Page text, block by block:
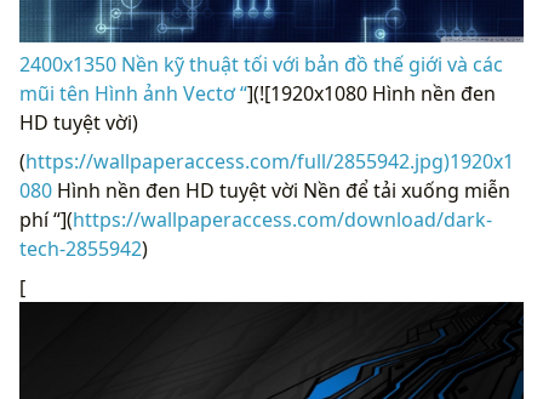
2400x1350 Nền kỹ thuật tối với bản đồ thế giới và các
mũi tên Hình ảnh Vectơ “](![1920x1080 Hình nền đen
HD tuyệt vời)
(https://wallpaperaccess.com/full/2855942.jpg)1920x1
080 Hình nền đen HD tuyệt vời Nền để tải xuống miễn
phí “](https://wallpaperaccess.com/download/dark-
tech-2855942)
[